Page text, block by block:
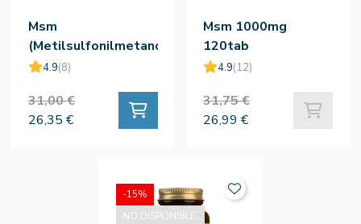
Msm
(Metilsulfonilmetano)
1000mg 90comp
4.9(8)
31,00 €
26,35 €
Msm 1000mg
120tab
4.9(12)
31,75 €
26,99 €
-15%
NO DISPONIBLE.